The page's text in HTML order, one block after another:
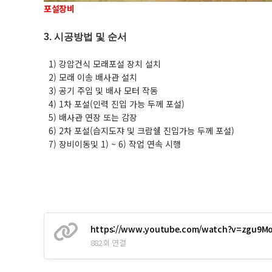
포설장비
3. 시공방법 및 순서
1) 강압건식 모래포설 장치 설치
2) 모래 이송 배사관 설치
3) 공기 주입 및 배사 모터 작동
4) 1차 포설(인력 진입 가능 두께 포설)
5) 배사관 연장 또는 감장
6) 2차 포설(습지도쟈 및 크람쉘 진입가능 두께 포설)
7) 장비이동및 1) ~ 6) 작업 연속 시행
https://www.youtube.com/
882회 연결